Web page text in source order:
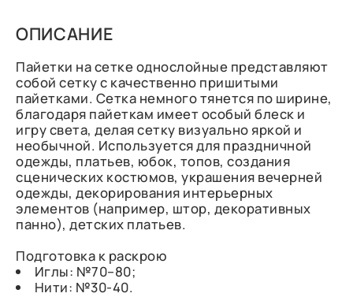
ОПИСАНИЕ
Пайетки на сетке однослойные представляют
собой сетку с качественно пришитыми
пайетками. Сетка немного тянется по ширине,
благодаря пайеткам имеет особый блеск и
игру света, делая сетку визуально яркой и
необычной. Используется для праздничной
одежды, платьев, юбок, топов, создания
сценических костюмов, украшения вечерней
одежды, декорирования интерьерных
элементов (например, штор, декоративных
панно), детских платьев.
Подготовка к раскрою
Иглы: №70–80;
Нити: №30-40.